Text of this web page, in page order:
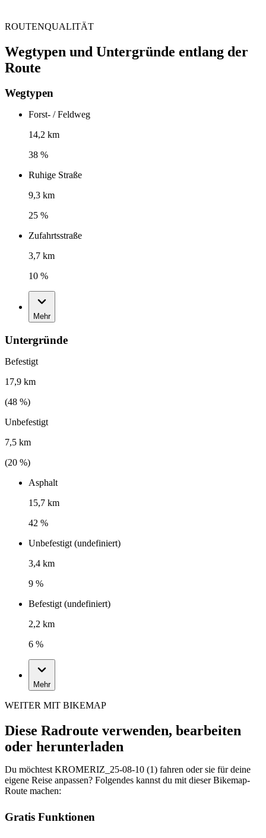
ROUTENQUALITÄT
Wegtypen und Untergründe entlang der
Route
Wegtypen
Forst- / Feldweg
14,2 km
38 %
Ruhige Straße
9,3 km
25 %
Zufahrtsstraße
3,7 km
10 %
Mehr
Untergründe
Befestigt
17,9 km
(48 %)
Unbefestigt
7,5 km
(20 %)
Asphalt
15,7 km
42 %
Unbefestigt (undefiniert)
3,4 km
9 %
Befestigt (undefiniert)
2,2 km
6 %
Mehr
WEITER MIT BIKEMAP
Diese Radroute verwenden, bearbeiten
oder herunterladen
Du möchtest KROMERIZ_25-08-10 (1) fahren oder sie für deine
eigene Reise anpassen? Folgendes kannst du mit dieser Bikemap-
Route machen:
Gratis Funktionen